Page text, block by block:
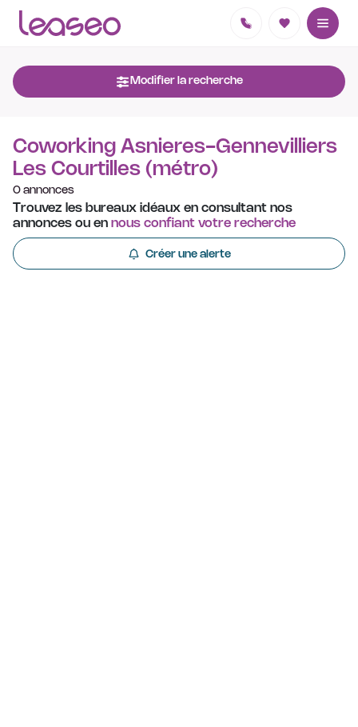
Modifier la recherche
Coworking Asnieres-Gennevilliers
Les Courtilles (métro)
0 annonces
Trouvez les bureaux idéaux en consultant nos
annonces ou en nous confiant votre recherche
Créer une alerte